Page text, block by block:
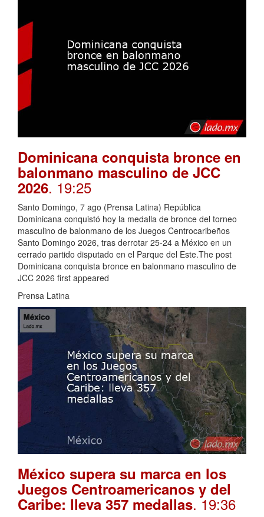
Dominicana conquista bronce en
balonmano masculino de JCC
2026. 19:25
Santo Domingo, 7 ago (Prensa Latina) República
Dominicana conquistó hoy la medalla de bronce del torneo
masculino de balonmano de los Juegos Centrocaribeños
Santo Domingo 2026, tras derrotar 25-24 a México en un
cerrado partido disputado en el Parque del Este.The post
Dominicana conquista bronce en balonmano masculino de
JCC 2026 first appeared
Prensa Latina
México supera su marca en los
Juegos Centroamericanos y del
Caribe: lleva 357 medallas. 19:36